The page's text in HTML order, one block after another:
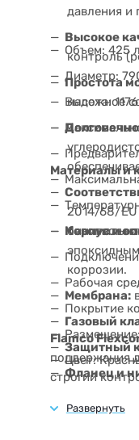
давления и
Высокое
контроль
Простота
надежное
2014/68/EU
Объем: 425
Диаметр:
Высота:
Рабочая
Покрытие
Цвет:
Материалы и
Корпус и
коррозии.
Мембрана:
Газовый
Защитный
Фланец и
Flamco
поддержания
строгий